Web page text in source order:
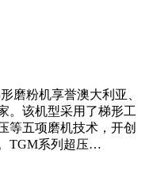
磨粉机享誉澳大利亚、
。该机型采用了梯形工
等五项磨机技术，开创
TGM系列超压…